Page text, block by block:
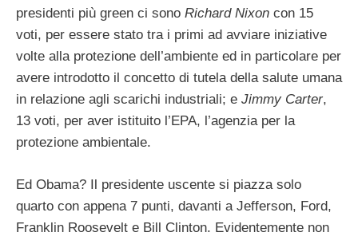
presidenti più green ci sono Richard Nixon con 15
voti, per essere stato tra i primi ad avviare iniziative
volte alla protezione dell’ambiente ed in particolare per
avere introdotto il concetto di tutela della salute umana
in relazione agli scarichi industriali; e Jimmy Carter,
13 voti, per aver istituito l’EPA, l’agenzia per la
protezione ambientale.
Ed Obama? Il presidente uscente si piazza solo
quarto con appena 7 punti, davanti a Jefferson, Ford,
Franklin Roosevelt e Bill Clinton. Evidentemente non